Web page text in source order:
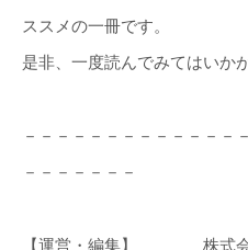
ススメの一冊です。
是非、一度読んでみてはいか
－－－－－－－－－－－－－
－－－－－－－
【運営・編集】 株式会